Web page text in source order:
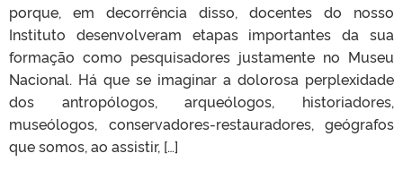
porque, em decorrência disso, docentes do nosso
Instituto desenvolveram etapas importantes da sua
formação como pesquisadores justamente no Museu
Nacional. Há que se imaginar a dolorosa perplexidade
dos antropólogos, arqueólogos, historiadores,
museólogos, conservadores-restauradores, geógrafos
que somos, ao assistir, […]